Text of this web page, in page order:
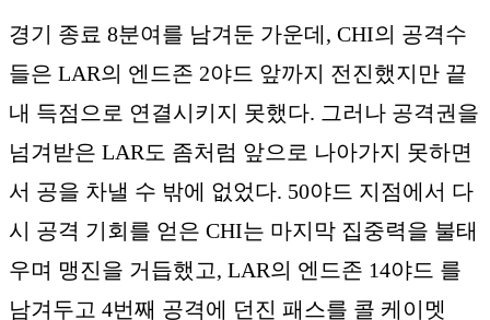
경기 종료 8분여를 남겨둔 가운데, CHI의 공격수
들은 LAR의 엔드존 2야드 앞까지 전진했지만 끝
내 득점으로 연결시키지 못했다. 그러나 공격권을
넘겨받은 LAR도 좀처럼 앞으로 나아가지 못하면
서 공을 차낼 수 밖에 없었다. 50야드 지점에서 다
시 공격 기회를 얻은 CHI는 마지막 집중력을 불태
우며 맹진을 거듭했고, LAR의 엔드존 14야드 를
남겨두고 4번째 공격에 던진 패스를 콜 케이멧